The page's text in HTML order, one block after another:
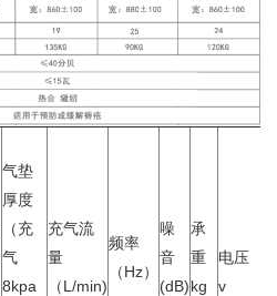
气垫
厚度
（充
气
8kpa
充气流
量
（L/min)
频率
（Hz）
噪
音
(dB)
承
重
kg
电压
v